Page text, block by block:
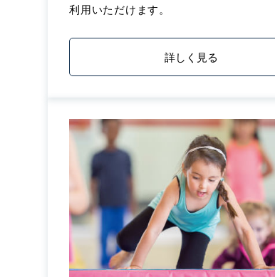
利用いただけます。
詳しく見る